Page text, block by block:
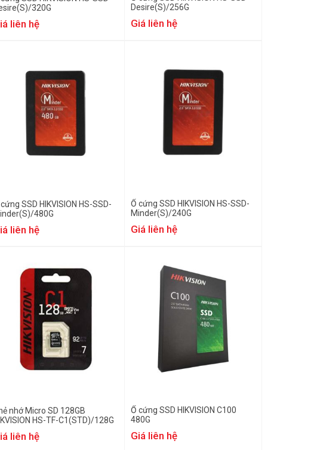
320G
liên hệ
Desire(S)/256G
Giá liên hệ
SSD HIKVISION HS-SSD-
480G
liên hệ
Ổ cứng SSD HIKVISION HS-SSD-
Minder(S)/240G
Giá liên hệ
nhớ Micro SD 128GB
HS-TF-C1(STD)/128G
liên hệ
Ổ cứng SSD HIKVISION C100
480G
Giá liên hệ